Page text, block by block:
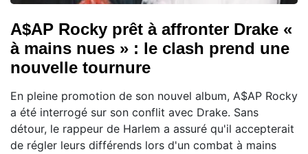
A$AP Rocky prêt à affronter Drake «
à mains nues » : le clash prend une
nouvelle tournure
En pleine promotion de son nouvel album, A$AP Rocky
a été interrogé sur son conflit avec Drake. Sans
détour, le rappeur de Harlem a assuré qu'il accepterait
de régler leurs différends lors d'un combat à mains